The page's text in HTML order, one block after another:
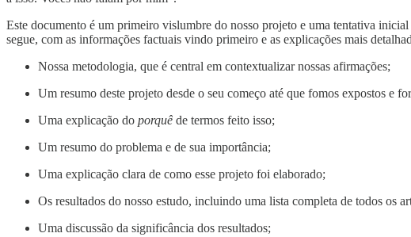
Este documento é um primeiro vislumbre do nosso projeto e uma tentativa
segue, com as informações factuais vindo primeiro e as explicações mais
Nossa metodologia, que é central em contextualizar nossas afirmações;
Um resumo deste projeto desde o seu começo até que fomos expostos e
Uma explicação do porquê de termos feito isso;
Um resumo do problema e de sua importância;
Uma explicação clara de como esse projeto foi elaborado;
Os resultados do nosso estudo, incluindo uma lista completa de todos os
Uma discussão da significância dos resultados;